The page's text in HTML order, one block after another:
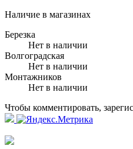
Наличие в магазинах
Березка
Нет в наличии
Волгоградская
Нет в наличии
Монтажников
Нет в наличии
Чтобы комментировать,